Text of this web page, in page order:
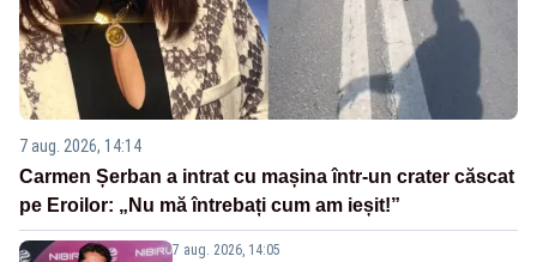
7 aug. 2026, 14:14
Carmen Șerban a intrat cu mașina într-un crater căscat
pe Eroilor: „Nu mă întrebați cum am ieșit!”
7 aug. 2026, 14:05